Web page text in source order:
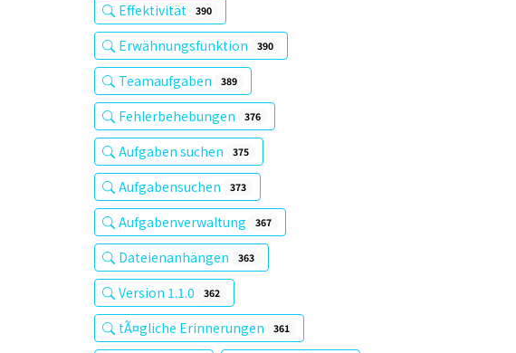
Effektivität 390
Erwähnungsfunktion 390
Teamaufgaben 389
Fehlerbehebungen 376
Aufgaben suchen 375
Aufgabensuchen 373
Aufgabenverwaltung 367
Dateienanhängen 363
Version 1.1.0 362
tÃ¤gliche Erinnerungen 361